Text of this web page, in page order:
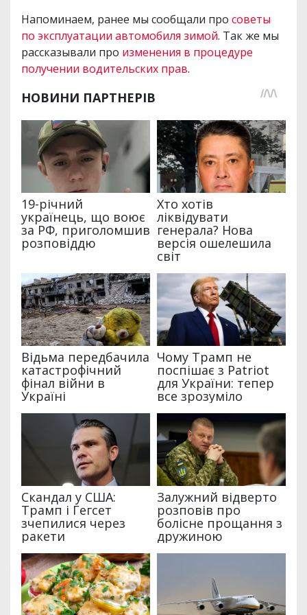
Напоминаем, ранее мы сообщали про советы
по эксплуатации автомобиля зимой. Так же мы
рассказывали про изменения в процедуре
получении водительских прав.